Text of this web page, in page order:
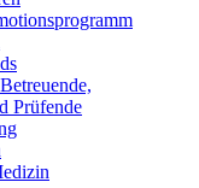
Prüfende